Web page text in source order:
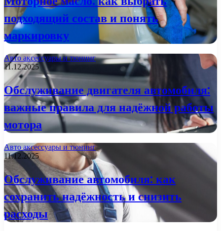
подходящий состав и понять
маркировку
Авто аксессуары и тюнинг
11.12.2025
Обслуживание двигателя автомобиля:
важные правила для надёжной работы
мотора
Авто аксессуары и тюнинг
11.12.2025
Обслуживание автомобиля: как
сохранить надёжность и снизить
расходы